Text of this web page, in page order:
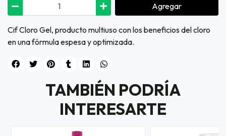
Agregar
Cif Cloro Gel, producto multiuso con los beneficios del cloro
en una fórmula espesa y optimizada.
TAMBIÉN PODRÍA
INTERESARTE